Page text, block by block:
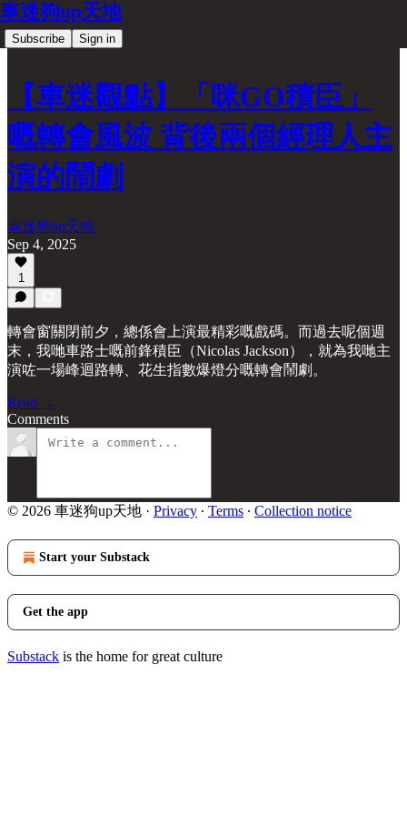
車迷狗up天地
Subscribe Sign in
【車迷觀點】「咪GO積臣」
嘅轉會風波 背後兩個經理人主
演的鬧劇
車迷狗up天地
Sep 4, 2025
1
轉會窗關閉前夕，總係會上演最精彩嘅戲碼。而過去呢個週
末，我哋車路士嘅前鋒積臣（Nicolas Jackson），就為我哋主
演咗一場峰迴路轉、花生指數爆燈分嘅轉會鬧劇。
Read →
Comments
© 2026 車迷狗up天地 · Privacy ∙ Terms ∙ Collection notice
Start your Substack
Get the app
Substack is the home for great culture